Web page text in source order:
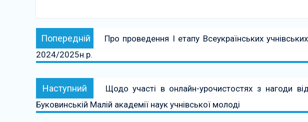
Навігація
записів
Попередній Попередній:
Про проведення І етапу Всеукраїнських
2024/2025н.р.
Наступний Наступний:
Щодо участі в онлайн-урочистостях з нагоди
Буковинській Малій академії наук учнівської молоді